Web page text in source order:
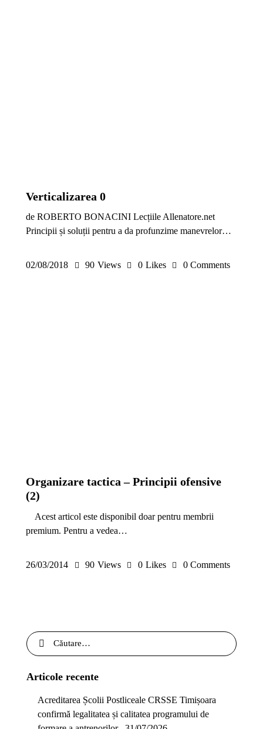
Verticalizarea 0
de ROBERTO BONACINI Lecțiile Allenatore.net
Principii și soluții pentru a da profunzime manevrelor…
02/08/2018 90 Views 0 Likes 0 Comments
Organizare tactica – Principii ofensive
(2)
Acest articol este disponibil doar pentru membrii
premium. Pentru a vedea…
26/03/2014 90 Views 0 Likes 0 Comments
Articole recente
Acreditarea Școlii Postliceale CRSSE Timișoara
confirmă legalitatea și calitatea programului de